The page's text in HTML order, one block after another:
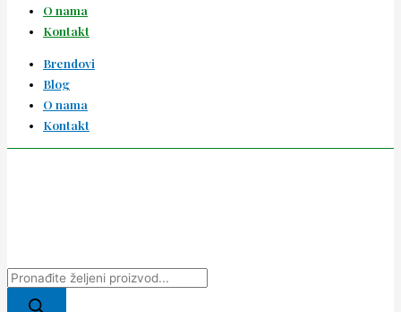
O nama
Kontakt
Brendovi
Blog
O nama
Kontakt